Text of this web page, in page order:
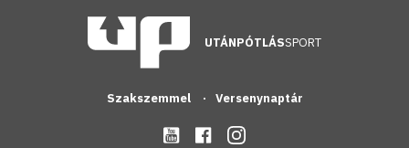
UTÁNPÓTLÁSSPORT
Szakszemmel Versenynaptár